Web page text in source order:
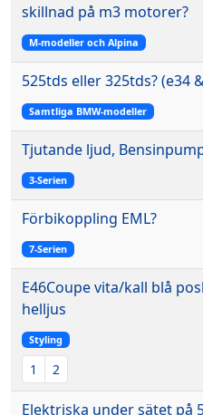
skillnad på m3 motorer?
M-modeller och Alpina
525tds eller 325tds? (e34
Samtliga BMW-modeller
Tjutande ljud,
3-Serien
Förbikoppling EML?
7-Serien
E46Coupe vita/kall blå
helljus
Styling
1 2
Elektriska under sätet på